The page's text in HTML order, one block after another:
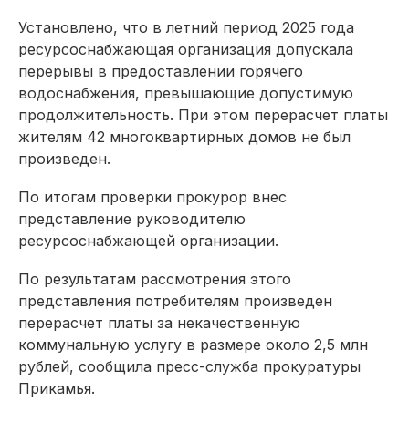
Установлено, что в летний период 2025 года
ресурсоснабжающая организация допускала
перерывы в предоставлении горячего
водоснабжения, превышающие допустимую
продолжительность. При этом перерасчет платы
жителям 42 многоквартирных домов не был
произведен.
По итогам проверки прокурор внес
представление руководителю
ресурсоснабжающей организации.
По результатам рассмотрения этого
представления потребителям произведен
перерасчет платы за некачественную
коммунальную услугу в размере около 2,5 млн
рублей, сообщила пресс-служба прокуратуры
Прикамья.